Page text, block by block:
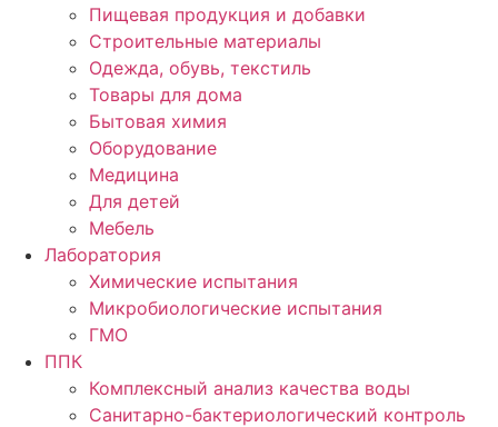
Пищевая продукция и добавки
Строительные материалы
Одежда, обувь, текстиль
Товары для дома
Бытовая химия
Оборудование
Медицина
Для детей
Мебель
Лаборатория
Химические испытания
Микробиологические испытания
ГМО
ППК
Комплексный анализ качества воды
Санитарно-бактериологический контроль